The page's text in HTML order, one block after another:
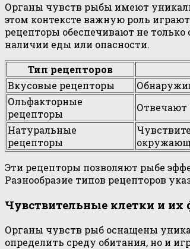
Органы чувств рыбы имеют
этом контексте важную роль
рецепторы обеспечивают не
наличии еды или опасности.
Тип рецепторов
Вкусовые рецепторы
Ольфакторные
рецепторы
Отвечают
Натуральные
рецепторы
Эти рецепторы позволяют рыбе
Разнообразие типов рецепторов
Чувствительные клетки и их
Органы чувств рыб оснащены
определить среду обитания, но и